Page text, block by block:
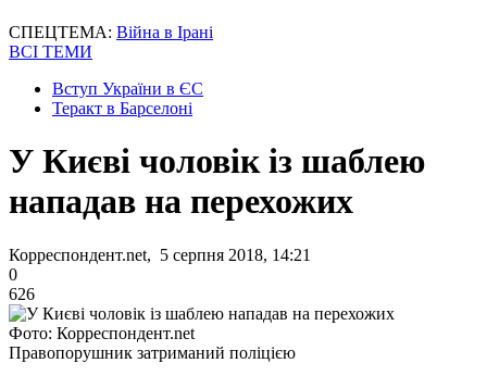
СПЕЦТЕМА: Війна в Ірані
ВСІ ТЕМИ
Вступ України в ЄС
Теракт в Барселоні
У Києві чоловік із шаблею
нападав на перехожих
Корреспондент.net, 5 серпня 2018, 14:21
0
626
Фото: Корреспондент.net
Правопорушник затриманий поліцією